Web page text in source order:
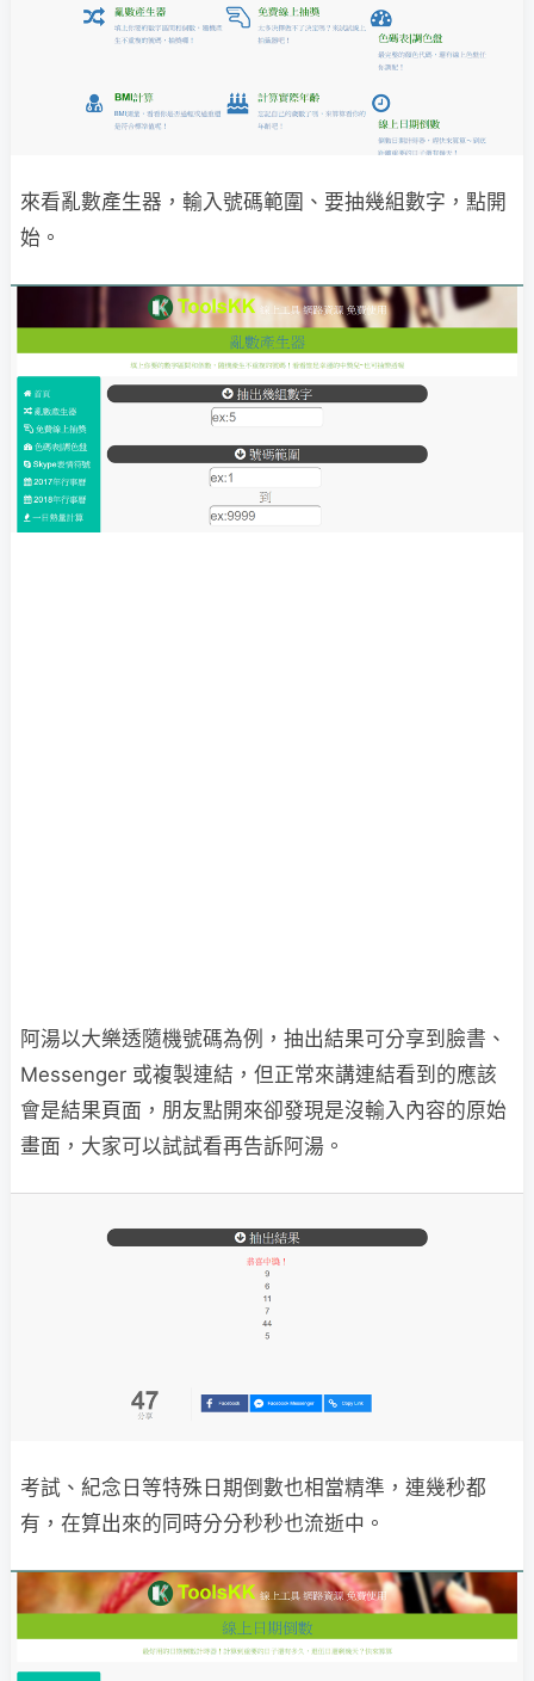
來看亂數產生器，輸入號碼範圍、要抽幾組數字，點開
始。
阿湯以大樂透隨機號碼為例，抽出結果可分享到臉書、
Messenger 或複製連結，但正常來講連結看到的應該
會是結果頁面，朋友點開來卻發現是沒輸入內容的原始
畫面，大家可以試試看再告訴阿湯。
考試、紀念日等特殊日期倒數也相當精準，連幾秒都
有，在算出來的同時分分秒秒也流逝中。